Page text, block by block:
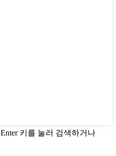
Enter 키를 눌러 검색하거나